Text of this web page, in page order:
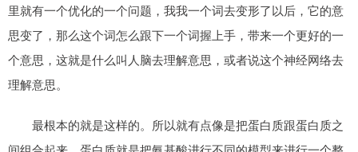
里就有一个优化的一个问题，我我一个词去变形了以后，它的意
思变了，那么这个词怎么跟下一个词握上手，带来一个更好的一
个意思，这就是什么叫人脑去理解意思，或者说这个神经网络去
理解意思。
最根本的就是这样的。所以就有点像是把蛋白质跟蛋白质之